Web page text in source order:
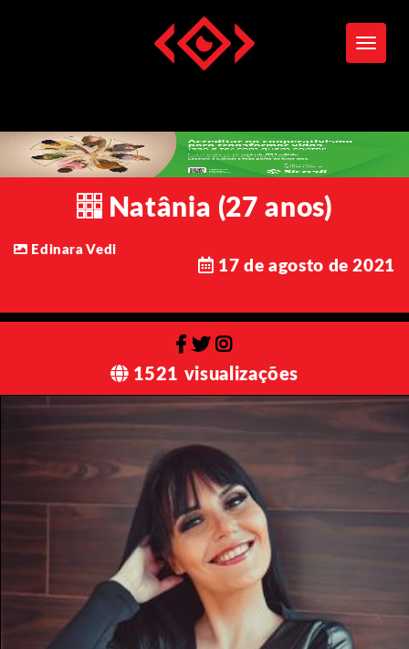
Natânia (27 anos)
Edinara Vedi
17 de agosto de 2021
1521 visualizações